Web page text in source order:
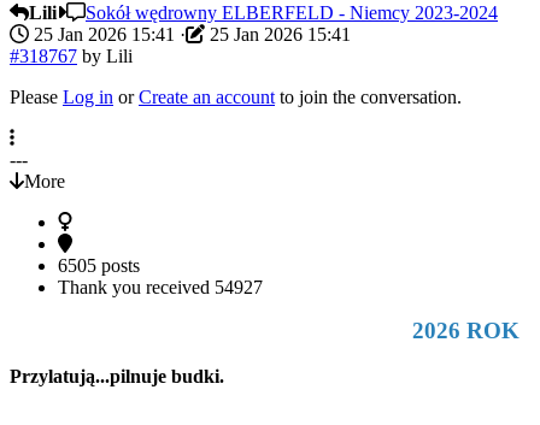
Lili
Sokół wędrowny ELBERFELD - Niemcy 2023-2024
25 Jan 2026 15:41 ·
25 Jan 2026 15:41
#318767 by Lili
Please Log in orCreate an account to join the conversation.
---
More
6505 posts
Thank you received 54927
2026 ROK
Przylatują...pilnuje budki.